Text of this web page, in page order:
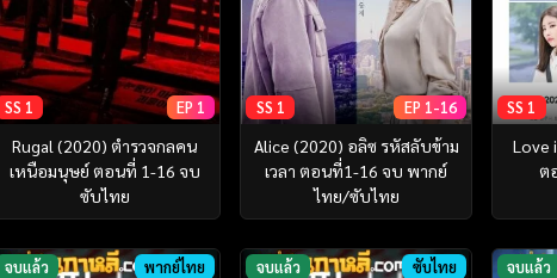
SS 1 EP 1
Rugal (2020) ตำรวจกลคน
เหนือมนุษย์ ตอนที่ 1-16 จบ
ซับไทย
SS 1 EP 1-16
Alice (2020) อลิซ รหัสลับข้าม
เวลา ตอนที่1-16 จบ พากย์
ไทย/ซับไทย
SS 1
Love
ต
จบแล้ว พากย์ไทย จบแล้ว ซับไทย จบแล้ว